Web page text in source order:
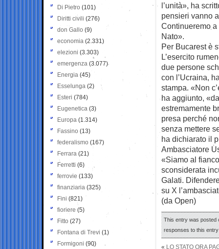
l’unità», ha
pensieri vanno
Continueremo a
Nato».
Per Bucarest è
L’esercito
due persone
con l’Ucraina,
stampa. «Non
ha aggiunto,
estremamente
presa perché
senza mettere
ha dichiarato il
Ambasciatore
«Siamo al
sconsiderata
Galati.
su X
(da Open)
This entry was posted
responses to this
« LO STATO ORA
Di Pietro (101)
Diritti civili (276)
don Gallo (9)
economia (2.331)
elezioni (3.303)
emergenza (3.077)
Energia (45)
Esselunga (2)
Esteri (784)
Eugenetica (3)
Europa (1.314)
Fassino (13)
federalismo (167)
Ferrara (21)
Ferretti (6)
ferrovie (133)
finanziaria (325)
Fini (821)
fioriere (5)
Fitto (27)
Fontana di Trevi (1)
Formigoni (90)